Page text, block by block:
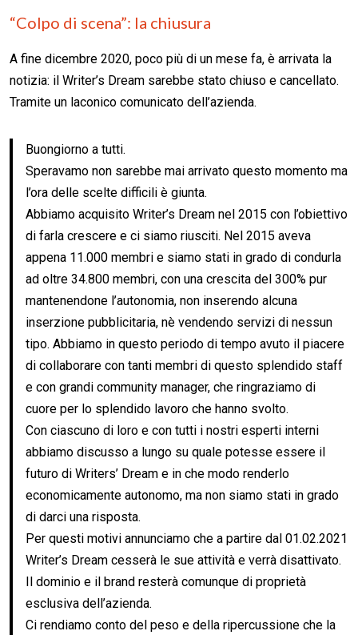
“Colpo di scena”: la chiusura
A fine dicembre 2020, poco più di un mese fa, è arrivata la
notizia: il Writer’s Dream sarebbe stato chiuso e cancellato.
Tramite un laconico comunicato dell’azienda.
Buongiorno a tutti.
Speravamo non sarebbe mai arrivato questo momento ma
l’ora delle scelte difficili è giunta.
Abbiamo acquisito Writer’s Dream nel 2015 con l’obiettivo
di farla crescere e ci siamo riusciti. Nel 2015 aveva
appena 11.000 membri e siamo stati in grado di condurla
ad oltre 34.800 membri, con una crescita del 300% pur
mantenendone l’autonomia, non inserendo alcuna
inserzione pubblicitaria, nè vendendo servizi di nessun
tipo. Abbiamo in questo periodo di tempo avuto il piacere
di collaborare con tanti membri di questo splendido staff
e con grandi community manager, che ringraziamo di
cuore per lo splendido lavoro che hanno svolto.
Con ciascuno di loro e con tutti i nostri esperti interni
abbiamo discusso a lungo su quale potesse essere il
futuro di Writers’ Dream e in che modo renderlo
economicamente autonomo, ma non siamo stati in grado
di darci una risposta.
Per questi motivi annunciamo che a partire dal 01.02.2021
Writer’s Dream cesserà le sue attività e verrà disattivato.
Il dominio e il brand resterà comunque di proprietà
esclusiva dell’azienda.
Ci rendiamo conto del peso e della ripercussione che la